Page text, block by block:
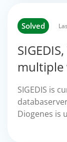
Solved
multiple
SIGEDIS is
Diogenes is